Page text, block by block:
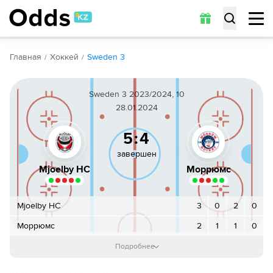
Обзор Коэффициенты Прогнозы
Главная Хоккей Sweden 3
Sweden 3 2023/2024, 10
28.01.2024
Mjoelby HC
5:4
завершен
Moppюмc
Mjoelby HC 3 0 2
0
Moppюмc
2 1 1 0
1-й период: 3:2
Подробнее